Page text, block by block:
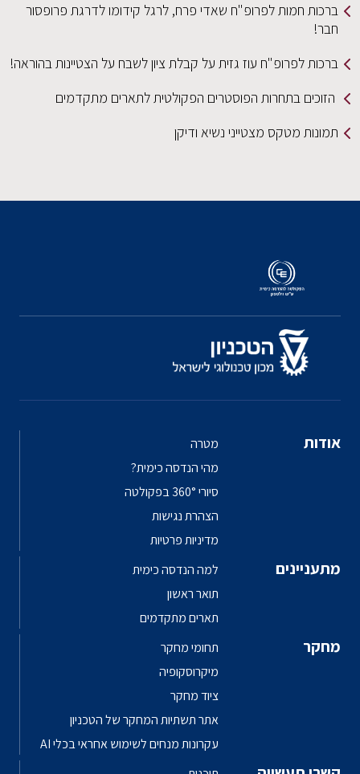
ברכות חמות לפרופ"ח שאדי פרח, לרגל קידומו לדרגת פרופסור
חבר!
ברכות לפרופ"ח עוז גזית על קבלת ציון לשבח על הצטיינות בהוראה!
הזוכים בתחרות הפוסטרים הפקולטית לתארים מתקדמים
תמונות מטקס מצטייני נשיא ודיקן
אודות
מטרה
מהי הנדסה כימית?
סיורי 360° בפקולטה
הצהרת נגישות
מדיניות פרטיות
מתעניינים
למה הנדסה כימית
תואר ראשון
תארים מתקדמים
מחקר
תחומי מחקר
מיקרוסקופיה
ציוד מחקר
אתר תשתיות המחקר של הטכניון
עקרונות מנחים לשימוש אחראי בכלי AI